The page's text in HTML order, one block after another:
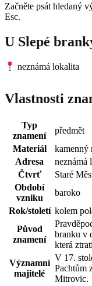
Začněte psát hledaný
Esc.
U Slepé
neznámá lokalita
Vlastnosti
Typ
znamení
předmět
Materiál
kamenný
Adresa
neznámá
Čtvrť
Staré
Období
vzniku
baroko
Rok/století kolem
Původ
znamení
branku v
která
Významní
majitelé
V 17.
Pachtům
Mitrovic.